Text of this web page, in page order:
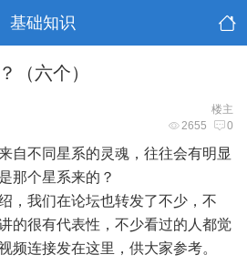
基础知识
（六个）
楼主
2655 0
自不同星系的灵魂，往往会有明显
那个星系来的？
，我们在论坛也转发了不少，不
的很有代表性，不少看过的人都觉
频连接发在这里，供大家参考。